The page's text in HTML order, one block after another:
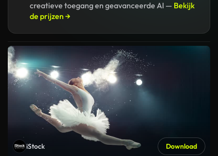
creatieve toegang en geavanceerde AI — Bekijk
de prijzen →
iStock Download